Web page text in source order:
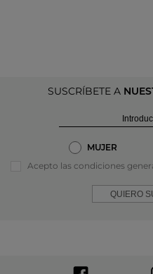
SUSCRÍBETE A
MUJER
Acepto las condiciones
QUIERO